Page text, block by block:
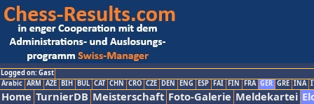
Logged on: Gast
Arabic ARM AZE BIH BUL CAT CHN CRO CZE DEN ENG ESP FAI FIN FRA GER GRE INA
Home TurnierDB Meisterschaft Foto-Galerie Meldekartei